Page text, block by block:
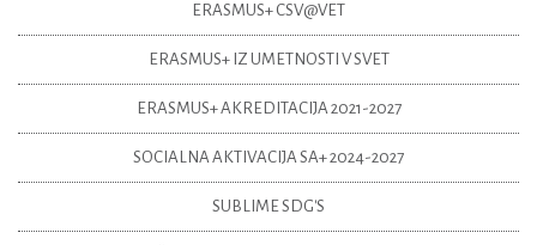
ERASMUS+ CSV@VET
ERASMUS+ IZ UMETNOSTI V SVET
ERASMUS+ AKREDITACIJA 2021-2027
SOCIALNA AKTIVACIJA SA+ 2024-2027
SUBLIME SDG'S